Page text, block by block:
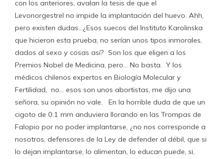
con los anteriores, avalan la tesis de que el
Levonorgestrel no impide la implantación del huevo. Ahh,
pero existen dudas…¿Esos suecos del Instituto Karolinska
que hicieron esta prueba, no serían unos tipos inmorales,
dados al sexo y cosas así? Son los que eligen a los
Premios Nobel de Medicina, pero… No basta. Y los
médicos chilenos expertos en Biología Molecular y
Fertilidad, no… esos son unos abortistas, me dijo una
señora, su opinión no vale. En la horrible duda de que un
cigoto de 0.1 mm anduviera llorando en las Trompas de
Falopio por no poder implantarse, ¿no nos corresponde a
nosotros, defensores de la Ley de defender al débil, que si
lo dejan implantarse, lo alimentan, lo educan puede, si,